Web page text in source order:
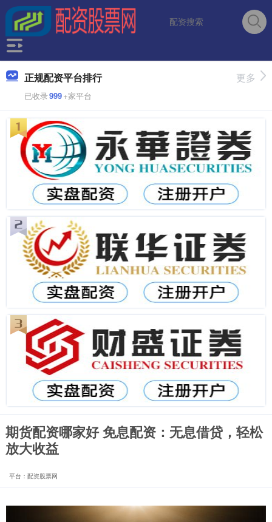
正规配资平台排行
已收录999+家平台
更多
期货配资哪家好 免息配资：无息借贷，轻松
放大收益
平台：配资股票网